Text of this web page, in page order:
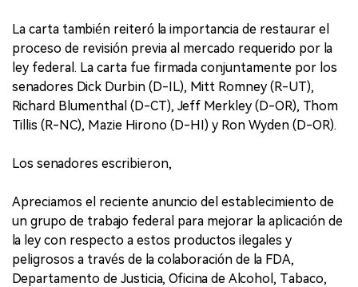
La carta también reiteró la importancia de restaurar el
proceso de revisión previa al mercado requerido por la
ley federal. La carta fue firmada conjuntamente por los
senadores Dick Durbin (D-IL), Mitt Romney (R-UT),
Richard Blumenthal (D-CT), Jeff Merkley (D-OR), Thom
Tillis (R-NC), Mazie Hirono (D-HI) y Ron Wyden (D-OR).
Los senadores escribieron,
Apreciamos el reciente anuncio del establecimiento de
un grupo de trabajo federal para mejorar la aplicación de
la ley con respecto a estos productos ilegales y
peligrosos a través de la colaboración de la FDA,
Departamento de Justicia, Oficina de Alcohol, Tabaco,